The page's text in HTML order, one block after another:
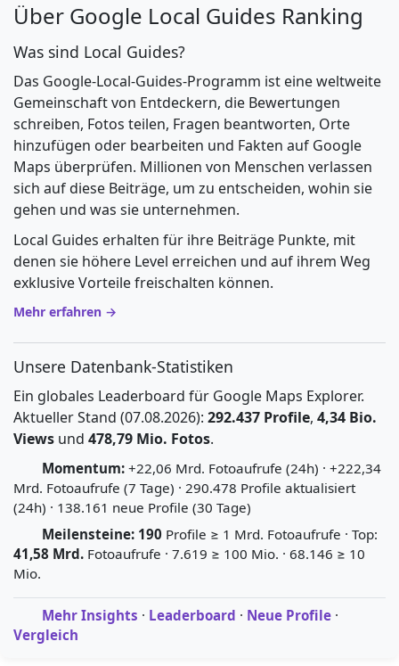
Über Google Local Guides Ranking
Was sind Local Guides?
Das Google-Local-Guides-Programm ist eine weltweite
Gemeinschaft von Entdeckern, die Bewertungen
schreiben, Fotos teilen, Fragen beantworten, Orte
hinzufügen oder bearbeiten und Fakten auf Google
Maps überprüfen. Millionen von Menschen verlassen
sich auf diese Beiträge, um zu entscheiden, wohin sie
gehen und was sie unternehmen.
Local Guides erhalten für ihre Beiträge Punkte, mit
denen sie höhere Level erreichen und auf ihrem Weg
exklusive Vorteile freischalten können.
Mehr erfahren →
Unsere Datenbank-Statistiken
Ein globales Leaderboard für Google Maps Explorer.
Aktueller Stand (07.08.2026): 292.437 Profile, 4,34 Bio.
Views und 478,79 Mio. Fotos.
Momentum: +22,06 Mrd. Fotoaufrufe (24h) · +222,34
Mrd. Fotoaufrufe (7 Tage) · 290.478 Profile aktualisiert
(24h) · 138.161 neue Profile (30 Tage)
Meilensteine: 190 Profile ≥ 1 Mrd. Fotoaufrufe · Top:
41,58 Mrd. Fotoaufrufe · 7.619 ≥ 100 Mio. · 68.146 ≥ 10
Mio.
Mehr Insights · Leaderboard · Neue Profile ·
Vergleich